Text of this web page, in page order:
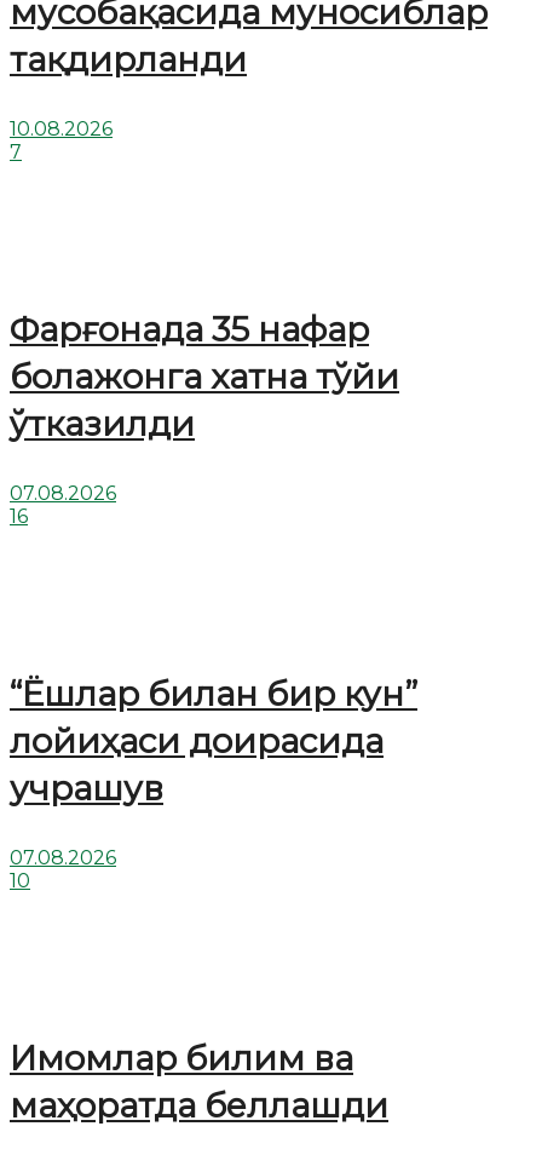
мусобақасида муносиблар
тақдирланди
10.08.2026
7
Фарғонада 35 нафар
болажонга хатна тўйи
ўтказилди
07.08.2026
16
“Ёшлар билан бир кун”
лойиҳаси доирасида
учрашув
07.08.2026
10
Имомлар билим ва
маҳоратда беллашди